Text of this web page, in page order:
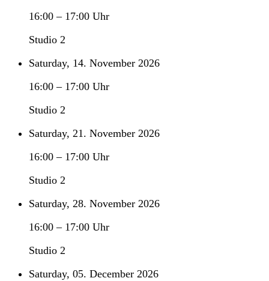
16:00 – 17:00 Uhr
Studio 2
Saturday, 14. November 2026
16:00 – 17:00 Uhr
Studio 2
Saturday, 21. November 2026
16:00 – 17:00 Uhr
Studio 2
Saturday, 28. November 2026
16:00 – 17:00 Uhr
Studio 2
Saturday, 05. December 2026